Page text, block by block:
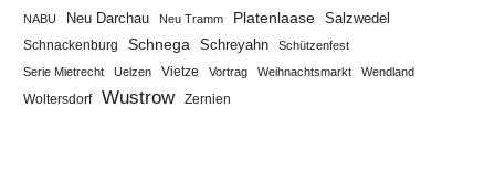
NABU Neu Darchau Neu Tramm Platenlaase Salzwedel
Schnackenburg Schnega Schreyahn
Schützenfest
Serie Mietrecht
Uelzen Vietze Vortrag Weihnachtsmarkt Wendland
Woltersdorf Wustrow Zernien